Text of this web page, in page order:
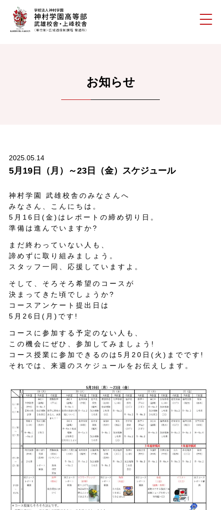
お知らせ
2025.05.14
5月19日（月）～23日（金）スケジュール
神村学園 武雄校舎のみなさんへ
みなさん、こんにちは。
5月16日(金)はレポートの締め切り日。
準備は進んでいますか?
まだ終わっていない人も、
諦めずに取り組みましょう。
スタッフ一同、応援していますよ。
そして、そろそろ希望のコースが
決まってきた頃でしょうか?
コースアンケート提出日は
5月26日(月)です!
コースに参加する予定のない人も、
この機会にぜひ、参加してみましょう!
コース授業に参加できるのは5月20日(火)までです!
それでは、来週のスケジュールをお伝えします。